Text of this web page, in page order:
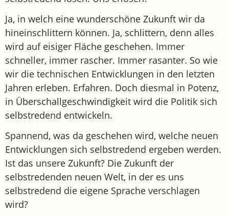
Ja, in welch eine wunderschöne Zukunft wir da
hineinschlittern können. Ja, schlittern, denn alles
wird auf eisiger Fläche geschehen. Immer
schneller, immer rascher. Immer rasanter. So wie
wir die technischen Entwicklungen in den letzten
Jahren erleben. Erfahren. Doch diesmal in Potenz,
in Überschallgeschwindigkeit wird die Politik sich
selbstredend entwickeln.
Spannend, was da geschehen wird, welche neuen
Entwicklungen sich selbstredend ergeben werden.
Ist das unsere Zukunft? Die Zukunft der
selbstredenden neuen Welt, in der es uns
selbstredend die eigene Sprache verschlagen
wird?